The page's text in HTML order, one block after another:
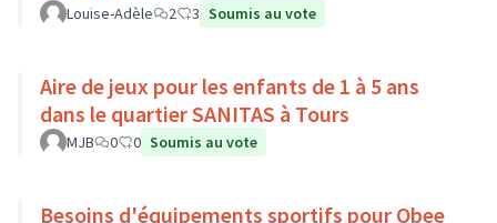
Louise-Adèle 2 3 Soumis au vote
Aire de jeux pour les enfants de 1 à 5 ans
dans le quartier SANITAS à Tours
MJB 0 0 Soumis au vote
Besoins d'équipements sportifs pour Obee